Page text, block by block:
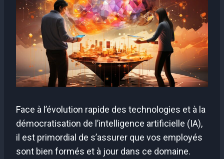
Face à l’évolution rapide des technologies et à la
démocratisation de l’intelligence artificielle (IA),
il est primordial de s’assurer que vos employés
sont bien formés et à jour dans ce domaine.